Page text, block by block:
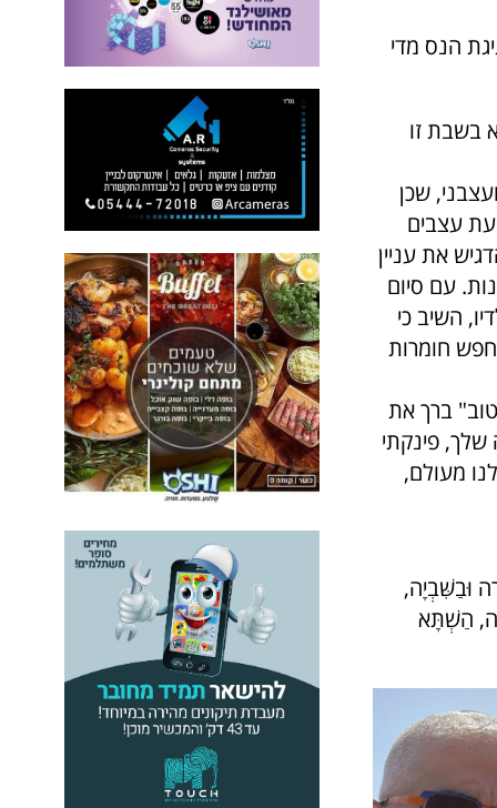
הנס מדי
בשבת זו
שכן
עצבים
את עניין
עם סיום
השיב כי
חומרות
ברך את
פינקתי
מעולם,
וּבַשִּׁבְיָה,
הַשְׁתָּא